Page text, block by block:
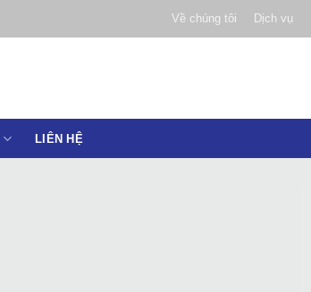
Về chúng tôi Dịch vụ
LIÊN HỆ